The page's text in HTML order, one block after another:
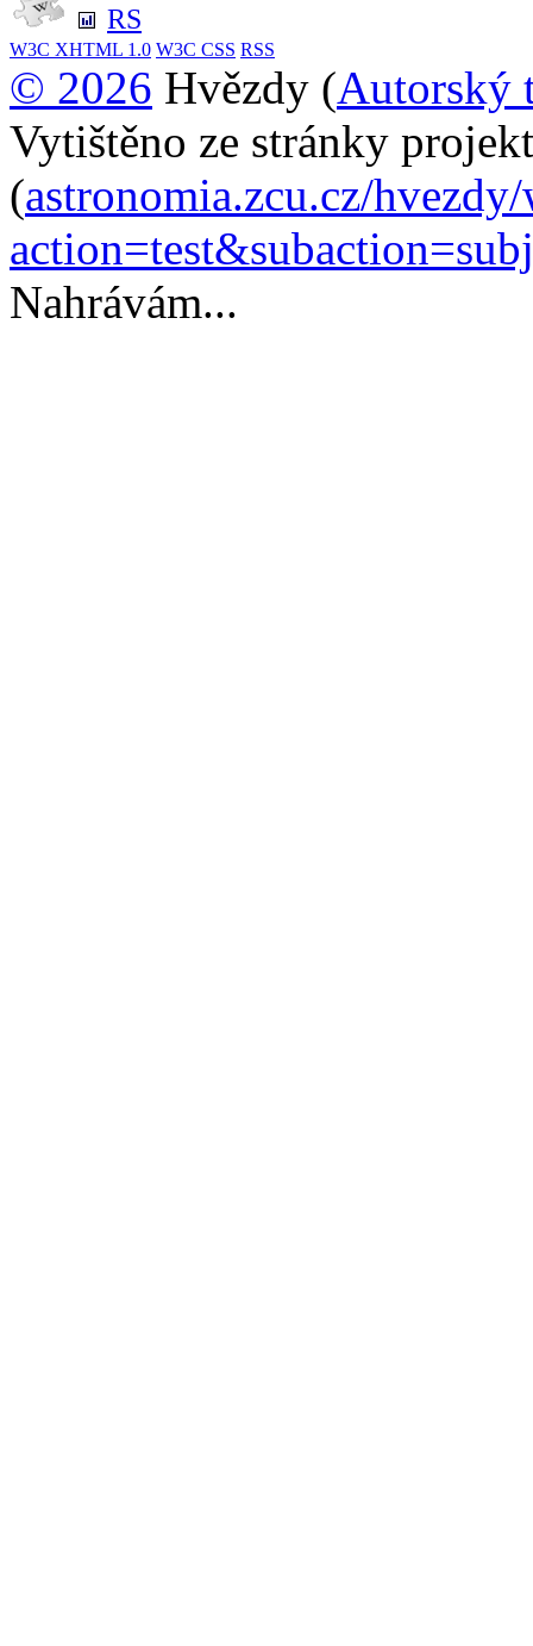
RS
W3C XHTML 1.0 W3C CSS RSS
© 2026 Hvězdy (Autorský
Vytištěno ze stránky
(astronomia.zcu.cz/
Nahrávám...